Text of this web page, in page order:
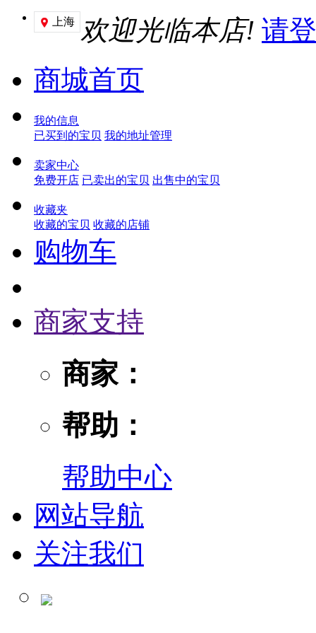
 上海 欢迎光临本店! 请
商城首页
我的信息
已买到的宝贝 我的地址管理
卖家中心
免费开店 已卖出的宝贝 出售中的宝贝
收藏夹
收藏的宝贝 收藏的店铺
购物车
商家支持
商家：
帮助：
帮助中心
网站导航
关注我们